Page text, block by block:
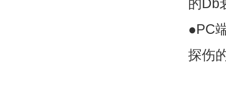
的Db
●PC
探伤